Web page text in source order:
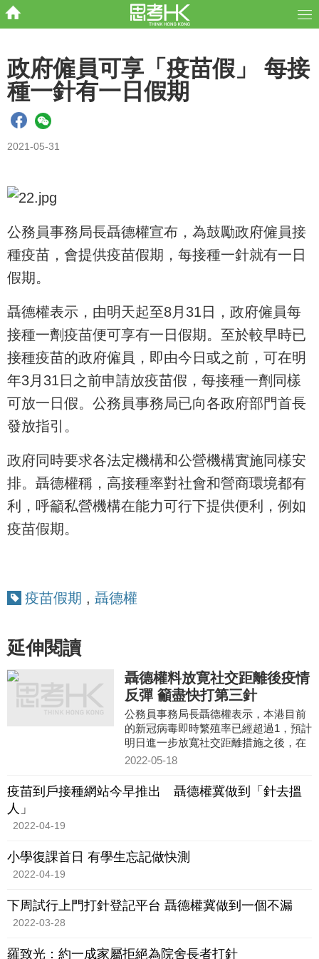
政府僱員可享「疫苗假」 每接
種一針有一日假期
2021-05-31
公務員事務局長聶德權宣布，為鼓勵政府僱員接
種疫苗，會提供疫苗假期，每接種一針就有一日
假期。
聶德權表示，由明天起至8月31日，政府僱員每
接種一劑疫苗便可享有一日假期。至於較早時已
接種疫苗的政府僱員，即由今日或之前，可在明
年3月31日之前申請放疫苗假，每接種一劑同樣
可放一日假。公務員事務局已向各政府部門首長
發放指引。
政府同時要求各法定機構和公營機構實施同樣安
排。聶德權稱，高接種率對社會和營商環境都有
利，呼籲私營機構在能力可行下提供便利，例如
疫苗假期。
疫苗假期 , 聶德權
延伸閱讀
聶德權料放寛社交距離後疫情
反彈 籲盡快打第三針
公務員事務局長聶德權表示，本港目前
的新冠病毒即時繁殖率已經超過1，預計
明日進一步放寬社交距離措施之後，在
食肆等地方可能會出現爆發。他說為了
民盡快接種第三劑新冠疫苗。
2022-05-18
疫苗到戶接種網站今早推出 聶德權冀做到「針去搵
人」
2022-04-19
小學復課首日 有學生忘記做快測
2022-04-19
下周試行上門打針登記平台 聶德權冀做到一個不漏
2022-03-28
羅致光：約一成家屬拒絕為院舍長者打針